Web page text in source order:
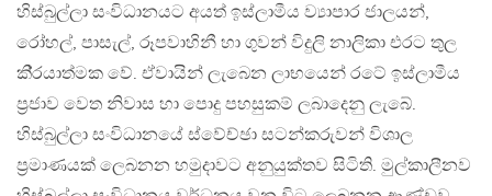
හිස්බුල්ලා සංවිධානයට අයත් ඉස්ලාමීය ව්‍යාපාර ජාලයන්,
රෝහල්, පාසැල්, රූපවාහිනී හා ගුවන් විදුලි නාලිකා එරට තුල
කි‍්‍රයාත්මක වේ. ඒවායින් ලැබෙන ලාභයෙන් රටේ ඉස්ලාමීය
ප‍්‍රජාව වෙත නිවාස හා පොදු පහසුකම් ලබාදෙනු ලැබේ.
හිස්බුල්ලා සංවිධානයේ ස්වේච්ඡා සටන්කරුවන් විශාල
ප‍්‍රමාණයක් ලෙබනන හමුදාවට අනුයුක්තව සිටිති. මුල්කාලීනව